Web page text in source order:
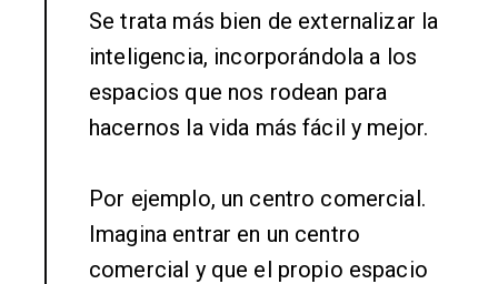
Se trata más bien de externalizar la
inteligencia, incorporándola a los
espacios que nos rodean para
hacernos la vida más fácil y mejor.
Por ejemplo, un centro comercial.
Imagina entrar en un centro
comercial y que el propio espacio